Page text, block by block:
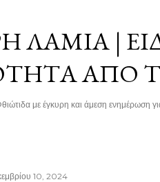
ΛΑΜΊΑ |
ΑΠΌ
με έγκυρη και άμεση ενημέρωση
10, 2024